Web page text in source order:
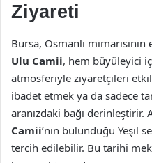
Ziyareti
Bursa, Osmanlı mimarisinin
Ulu Camii, hem büyüleyici
atmosferiyle ziyaretçileri
ibadet etmek ya da sadece
aranızdaki bağı derinleştirir.
Camii’nin bulunduğu Yeşil
tercih edilebilir. Bu tarihi